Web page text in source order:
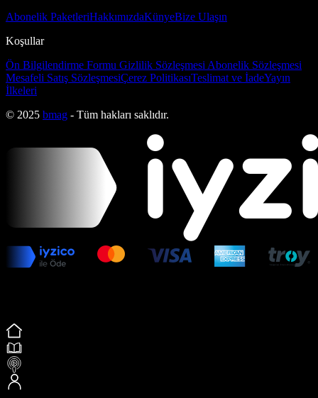
Abonelik PaketleriHakkımızdaKünyeBize Ulaşın
Koşullar
Ön Bilgilendirme Formu Gizlilik Sözleşmesi Abonelik Sözleşmesi
Mesafeli Satış SözleşmesiÇerez PolitikasıTeslimat ve İadeYayın
İlkeleri
© 2025 bmag - Tüm hakları saklıdır.